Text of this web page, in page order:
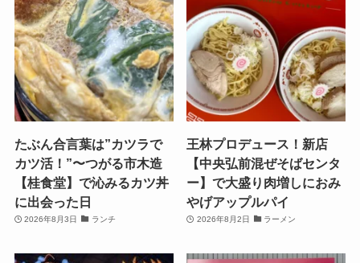
たぶん合言葉は”カツラで
カツ活！”〜つがる市木造
【桂食堂】で沁みるカツ丼
に出会った日
2026年8月3日 ランチ
王林プロデュース！新店
【中央弘前混ぜそばセンタ
ー】で大盛り肉増しにおみ
やげアップルパイ
2026年8月2日 ラーメン